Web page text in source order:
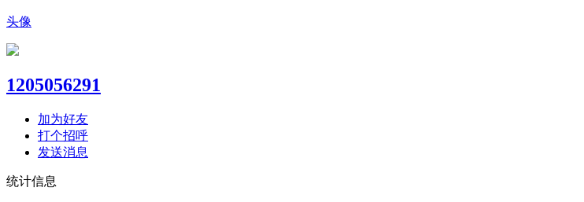
头像
1205056291
加为好友
打个招呼
发送消息
统计信息